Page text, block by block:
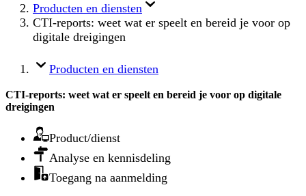
Producten en diensten
CTI-reports: weet wat er speelt en bereid je voor op
digitale dreigingen
Producten en diensten
CTI-reports: weet wat er speelt en bereid je voor op digitale
dreigingen
Product/dienst
Analyse en kennisdeling
Toegang na aanmelding